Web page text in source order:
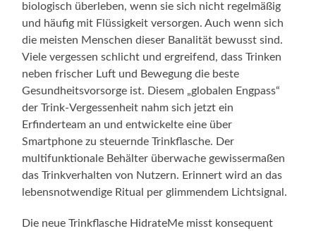
biologisch überleben, wenn sie sich nicht regelmäßig
und häufig mit Flüssigkeit versorgen. Auch wenn sich
die meisten Menschen dieser Banalität bewusst sind.
Viele vergessen schlicht und ergreifend, dass Trinken
neben frischer Luft und Bewegung die beste
Gesundheitsvorsorge ist. Diesem „globalen Engpass“
der Trink-Vergessenheit nahm sich jetzt ein
Erfinderteam an und entwickelte eine über
Smartphone zu steuernde Trinkflasche. Der
multifunktionale Behälter überwache gewissermaßen
das Trinkverhalten von Nutzern. Erinnert wird an das
lebensnotwendige Ritual per glimmendem Lichtsignal.
Die neue Trinkflasche HidrateMe misst konsequent